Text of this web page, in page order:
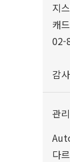
지
캐
02-
감
관
다